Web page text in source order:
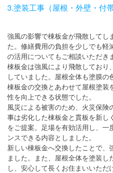
3.塗装工事（屋根・外壁・付帯
強風の影響で棟板金が飛散してし
た。修繕費用の負担を少しでも
の活用についてもご相談いただき
棟板金は強風により飛散しており
していました。屋根全体も塗膜の
棟板金の交換とあわせて屋根塗装
性を向上できる状態でした。
風災による被害のため、火災保
事は劣化した棟板金と貫板を新し
をご提案。足場を有効活用し、一
ンスできる内容としました。
新しい棟板金へ交換したことで、
ました。また、屋根全体を塗装し
し、安心して長くお住まいいただ